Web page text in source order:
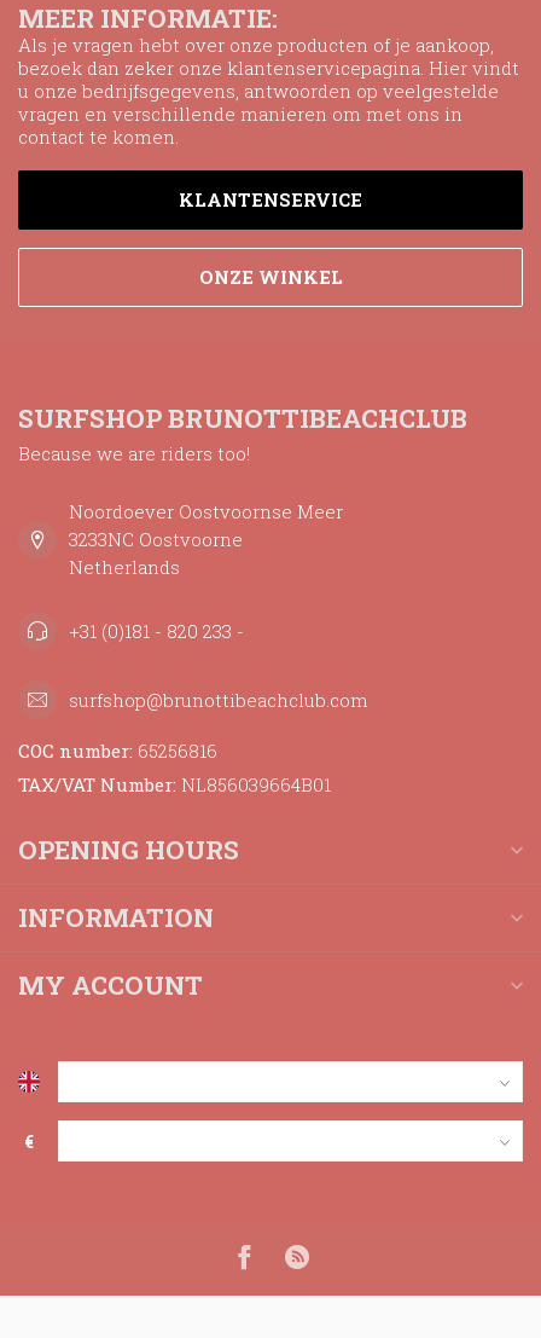
MEER INFORMATIE:
Als je vragen hebt over onze producten of je aankoop,
bezoek dan zeker onze klantenservicepagina. Hier vindt
u onze bedrijfsgegevens, antwoorden op veelgestelde
vragen en verschillende manieren om met ons in
contact te komen.
KLANTENSERVICE
ONZE WINKEL
SURFSHOP BRUNOTTIBEACHCLUB
Because we are riders too!
Noordoever Oostvoornse Meer
3233NC Oostvoorne
Netherlands
+31 (0)181 - 820 233 -
surfshop@brunottibeachclub.com
COC number: 65256816
TAX/VAT Number: NL856039664B01
OPENING HOURS
INFORMATION
MY ACCOUNT
€